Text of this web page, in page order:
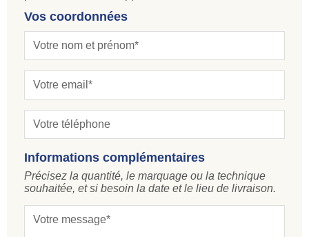
Vos coordonnées
Informations complémentaires
Précisez la quantité, le marquage ou la technique
souhaitée, et si besoin la date et le lieu de livraison.